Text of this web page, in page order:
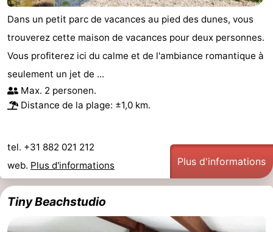
Hollande-
Nature
Schoorlse
-
Bergen
-
Egmond
-
Dans un petit parc de vacances au pied des dunes, vous
trouverez cette maison de vacances pour deux personnes.
Vous profiterez ici du calme et de l'ambiance romantique à
seulement un jet de ...
Max. 2 personen.
Distance de la plage: ±1,0 km.
tel. +31 882 021 212
web. Plus d'informations Plus d'informations
Tiny Beachstudio